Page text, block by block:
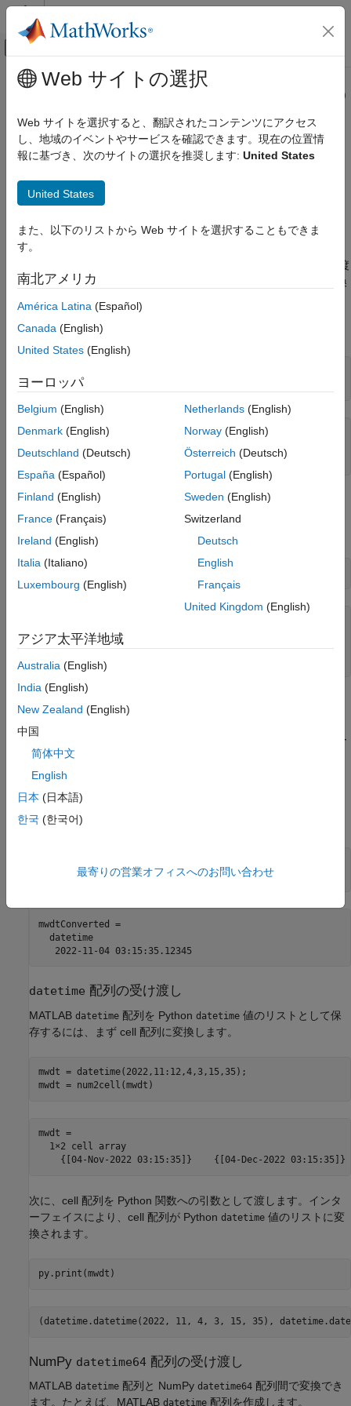
コンテンツへスキップ
オフキャンバス ナビゲーション メ
ドキュメンテーションのホーム
外部言語インターフェイス
MATLAB での Python
MATLAB での Python datetime 型の使用
Python 関数への MATLAB datetime スカラ
ーの受け渡し
Python 関数から返された Python datetime
スカラーの処理
datetime 配列の受け渡し
datetime オブジェクトの処理
メインコンテンツ
MATLAB での Python
datetime 型の
使用
以下の例では、MATLAB®で MATLABdatetime値と Python
示します。
Python関数へのMATLAB datetimeスカラーの受け
オブジェクトを Python 関数への引数として渡
すと、インターフェイスで Python
オブジェクトに変換
す。この値はマイクロ秒を含めるのに十分な精度をもっていま
す。
mwdt =
   2022-11-04 03:15:35.12345
次に、listコンストラクターなど、Python 関数への引数として
それを渡します。インターフェイスにより、
  Python list with values:
の処理
Python 関数から
オブジェクトが返されると、インター
フェイスによって MATLAB
す。変換された
す。書式を変更するには、その
す。この例では、マイクロ秒を表示するように書式を設定しま
す。
mwdtConverted.Format = "uuuu-MM-dd HH:mm:ss.SSSSS"
mwdtConverted =
  datetime
datetime 配列の受け渡し
MATLAB datetime 配列を Python datetime 値のリストとして保
存するには、まず cell 配列に変換します。
mwdt = datetime(2022,11:12,4,3,15,35);
mwdt =
  1×2 cell array
次に、cell 配列を Python 関数への引数として渡します。インタ
ーフェイスにより、cell 配列が Python datetime 値のリストに変
換されます。
(datetime.datetime(2022, 11, 4, 3, 15, 35),
NumPy datetime64 配列の受け渡し
MATLAB datetime 配列と NumPy datetime64 配列間で変換でき
ます。たとえば、MATLAB datetime 配列を作成します。
Web サイトの選択
Web サイトを選択すると、翻訳されたコンテンツにアクセス
し、地域のイベントやサービスを確認できます。現在の位置情
報に基づき、次のサイトの選択を推奨します: United States
United States
また、以下のリストから Web サイトを選択することもできま
す。
南北アメリカ
América Latina (Español)
Canada (English)
United States (English)
ヨーロッパ
Belgium (English)
Denmark (English)
Deutschland (Deutsch)
España (Español)
Finland (English)
France (Français)
Ireland (English)
Italia (Italiano)
Luxembourg (English)
Netherlands(English)
Norway(English)
Österreich (Deutsch)
Portugal(English)
Sweden (English)
Switzerland
Deutsch
English
Français
United Kingdom (English)
アジア太平洋地域
Australia (English)
India (English)
New Zealand (English)
中国
简体中文
English
日本 (日本語)
한국 (한국어)
最寄りの営業オフィスへのお問い合わせ